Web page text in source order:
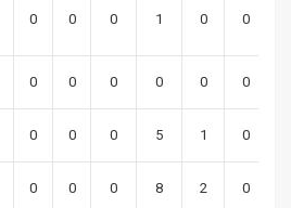
0 0 0 1 0 0
0 0 0 0 0 0
0 0 0 5 1 0
0 0 0 8 2 0